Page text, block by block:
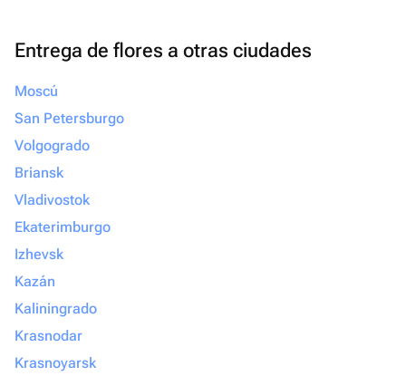
Entrega de flores a otras ciudades
Moscú
San Petersburgo
Volgogrado
Briansk
Vladivostok
Ekaterimburgo
Izhevsk
Kazán
Kaliningrado
Krasnodar
Krasnoyarsk